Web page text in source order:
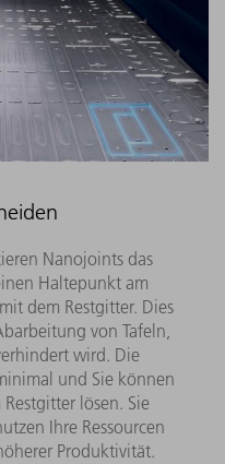
Nanojoints das
Haltepunkt am
dem Restgitter. Dies
von Tafeln,
wird. Die
und Sie können
lösen. Sie
Ihre Ressourcen
Produktivität.